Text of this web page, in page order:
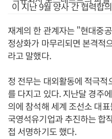
이 지난 9월 양사 간 협력합
재계의 한 관계자는 "현대중
정상화가 마무리되면 본격적
라고 말했다.
정 전무는 대외활동에 적극
를 다지고 있다. 지난달 경주
의에 참석해 세계 조선소 대
국영석유기업과 추진하는 합
접 서명하기도 했다.